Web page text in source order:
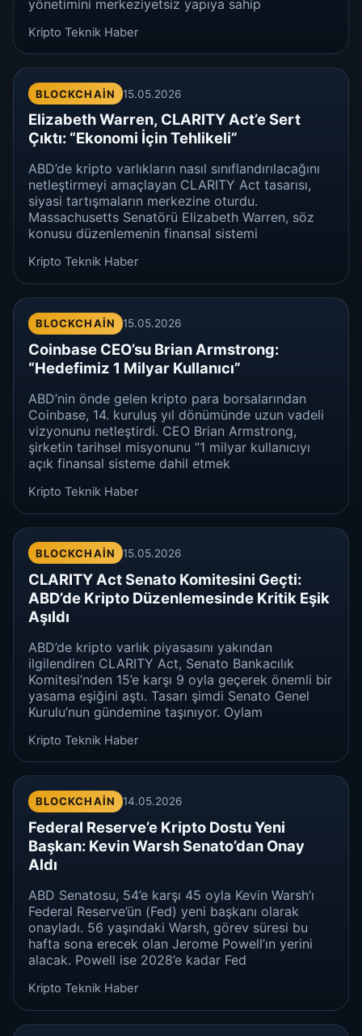
yönetimini merkeziyetsiz yapıya sahip
Kripto Teknik Haber
BLOCKCHAIN 15.05.2026
Elizabeth Warren, CLARITY Act’e Sert
Çıktı: “Ekonomi İçin Tehlikeli”
ABD’de kripto varlıkların nasıl sınıflandırılacağını
netleştirmeyi amaçlayan CLARITY Act tasarısı,
siyasi tartışmaların merkezine oturdu.
Massachusetts Senatörü Elizabeth Warren, söz
konusu düzenlemenin finansal sistemi
Kripto Teknik Haber
BLOCKCHAIN 15.05.2026
Coinbase CEO’su Brian Armstrong:
“Hedefimiz 1 Milyar Kullanıcı”
ABD’nin önde gelen kripto para borsalarından
Coinbase, 14. kuruluş yıl dönümünde uzun vadeli
vizyonunu netleştirdi. CEO Brian Armstrong,
şirketin tarihsel misyonunu “1 milyar kullanıcıyı
açık finansal sisteme dahil etmek
Kripto Teknik Haber
BLOCKCHAIN 15.05.2026
CLARITY Act Senato Komitesini Geçti:
ABD’de Kripto Düzenlemesinde Kritik Eşik
Aşıldı
ABD’de kripto varlık piyasasını yakından
ilgilendiren CLARITY Act, Senato Bankacılık
Komitesi’nden 15’e karşı 9 oyla geçerek önemli bir
yasama eşiğini aştı. Tasarı şimdi Senato Genel
Kurulu’nun gündemine taşınıyor. Oylam
Kripto Teknik Haber
BLOCKCHAIN 14.05.2026
Federal Reserve’e Kripto Dostu Yeni
Başkan: Kevin Warsh Senato’dan Onay
Aldı
ABD Senatosu, 54’e karşı 45 oyla Kevin Warsh’ı
Federal Reserve’ün (Fed) yeni başkanı olarak
onayladı. 56 yaşındaki Warsh, görev süresi bu
hafta sona erecek olan Jerome Powell’ın yerini
alacak. Powell ise 2028’e kadar Fed
Kripto Teknik Haber